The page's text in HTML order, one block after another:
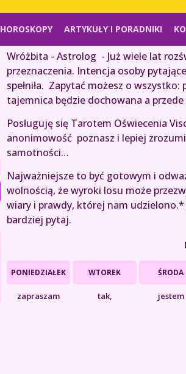
HOROSKOPY ARTYKUŁY I PORADNIKI
Wróżbita - Astrolog - Już wiele lat
przeznaczenia. Intencja osoby
spełniła. Zapytać możesz o
tajemnica będzie dochowana a
Posługuję się Tarotem Oświecenia
anonimowość poznasz i lepiej
samotności…
Najważniejsze to być gotowym i
wolnością, że wyroki losu może
wiary i prawdy, której nam
bardziej pytaj.
PONIEDZIAŁEK
zapraszam
WTOREK
tak,
ŚRODA
jestem